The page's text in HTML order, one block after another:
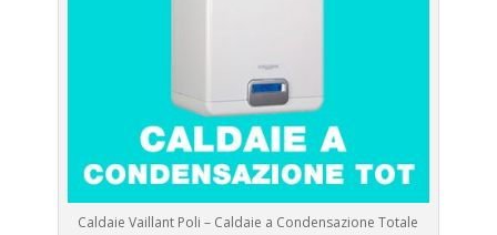
Caldaie Vaillant Poli – Caldaie a Condensazione Totale